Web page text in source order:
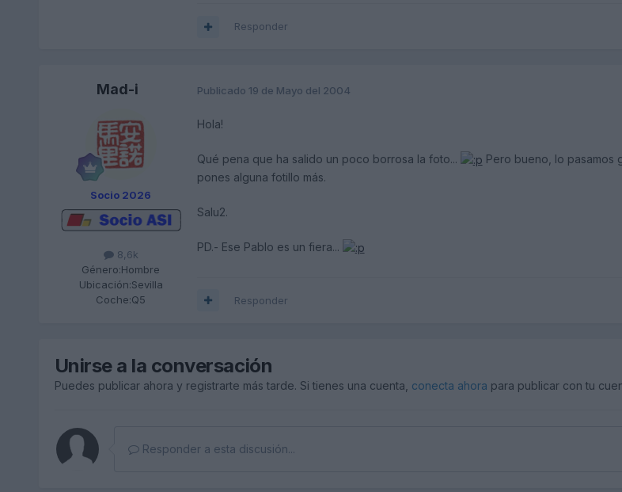
Responder
Mad-i
Socio 2026
8,6k
Género:Hombre
Ubicación:Sevilla
Coche:Q5
Publicado 19 de Mayo del 2004
Hola!
Qué pena que ha salido un poco borrosa la foto...
Pero bueno, lo pasamos
pones alguna fotillo más.
Salu2.
PD.- Ese Pablo es un fiera...
Responder
Unirse a la conversación
Puedes publicar ahora y registrarte más tarde. Si tienes una cuenta, conecta ahora para publicar con tu
Responder a esta discusión...